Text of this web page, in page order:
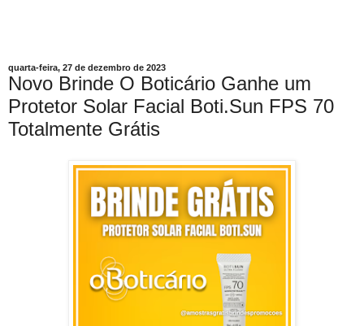
quarta-feira, 27 de dezembro de 2023
Novo Brinde O Boticário Ganhe um
Protetor Solar Facial Boti.Sun FPS 70
Totalmente Grátis